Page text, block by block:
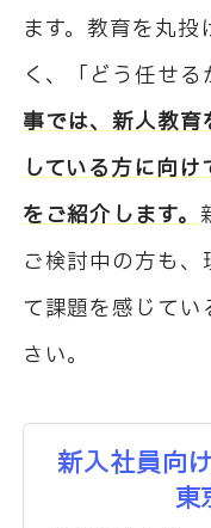
ます。教育を丸
く、「どう任せ
事では、新人教
している方に向
をご紹介します。
ご検討中の方も
て課題を感じて
さい。
新入社員向
東